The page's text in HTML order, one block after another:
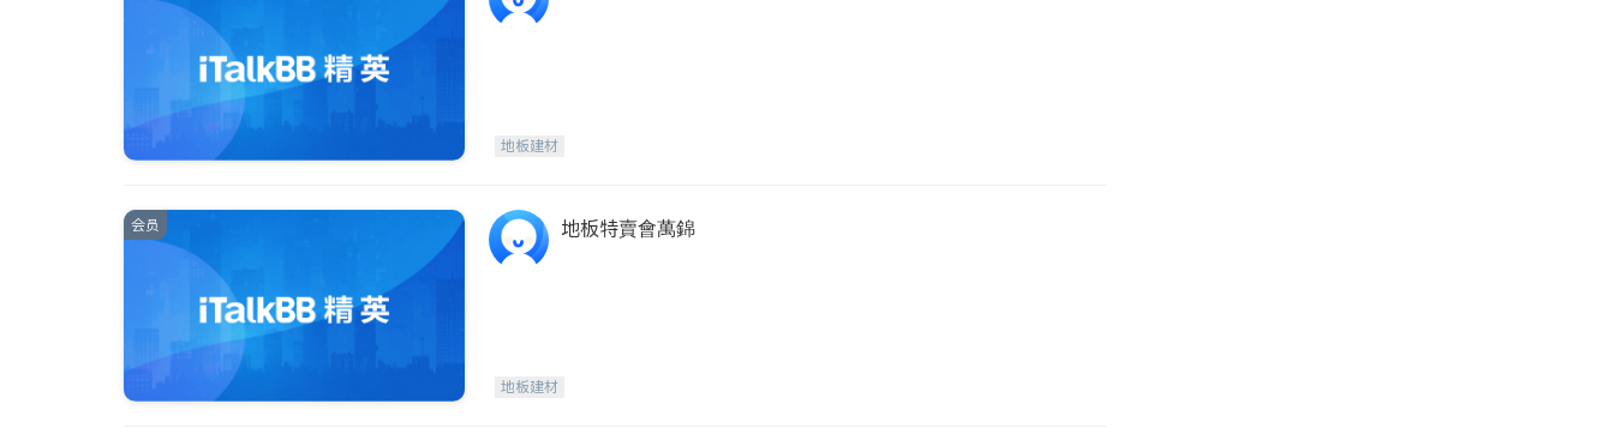
地板建材
会员 地板特賣會萬錦
地板建材